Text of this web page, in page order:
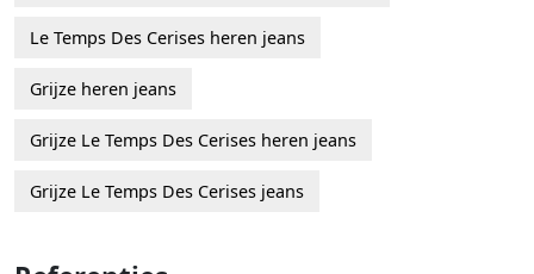
Le Temps Des Cerises heren jeans
Grijze heren jeans
Grijze Le Temps Des Cerises heren jeans
Grijze Le Temps Des Cerises jeans